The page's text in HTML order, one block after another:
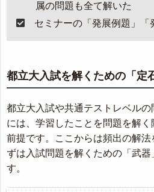
属の問題も全て解いた
セミナーの「発展例題」「
都立大入試を解くための「定
都立大入試や共通テストレベル
には、学習したことを問題を解
前提です。ここからは頻出の解法
ずは入試問題を解くための「武器
す。